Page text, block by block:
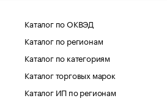
Каталог по ОКВЭД
Каталог по регионам
Каталог по категориям
Каталог торговых марок
Каталог ИП по регионам